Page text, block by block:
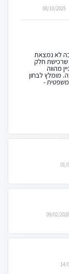
08/10/2025
לא נמצאת
חלק
מהווה
מומלץ לבחון
משפטית -
01/
09/02/2026
14/